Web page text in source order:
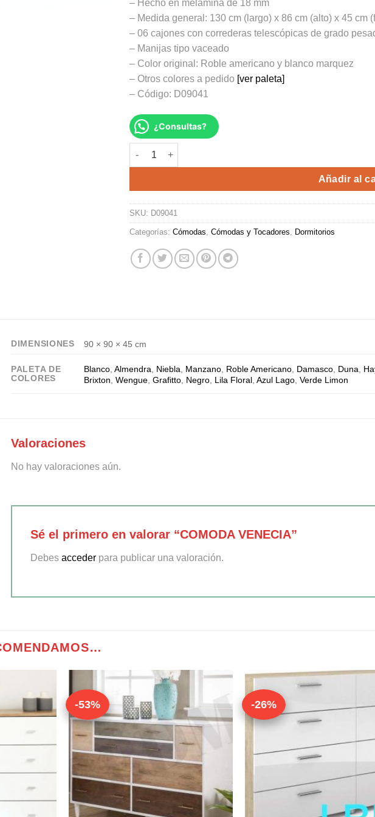
– Hecho en melamina de 18 mm
– Medida general: 130 cm (largo) x 86 cm (alto) x 45 cm
– 06 cajones con correderas telescópicas de grado
– Manijas tipo vaceado
– Color original: Roble americano y blanco marquez
– Otros colores a pedido [ver paleta]
– Código: D09041
¿Consultas?
COMODA VENECIA cantidad
Añadir al
SKU: D09041
Categorías: Cómodas Cómodas y Tocadores Dormitorios
DIMENSIONES 90 × 90 × 45 cm
PALETA DE
COLORES
Blanco ,Almendra Niebla Manzano Roble Americano Damasco Duna
Brixton ,Wengue ,Grafitto Negro Lila Floral ,Azul Lago ,Verde Limon
Valoraciones
No hay valoraciones aún.
Sé el primero en valorar “COMODA VENECIA”
Debes acceder para publicar una valoración.
-53% -26%